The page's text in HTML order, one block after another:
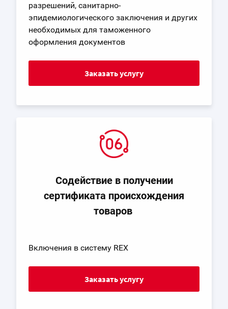
разрешений, санитарно-
эпидемиологического заключения и других
необходимых для таможенного
оформления документов
Заказать услугу
Содействие в получении
сертификата происхождения
товаров
Включения в систему REX
Заказать услугу